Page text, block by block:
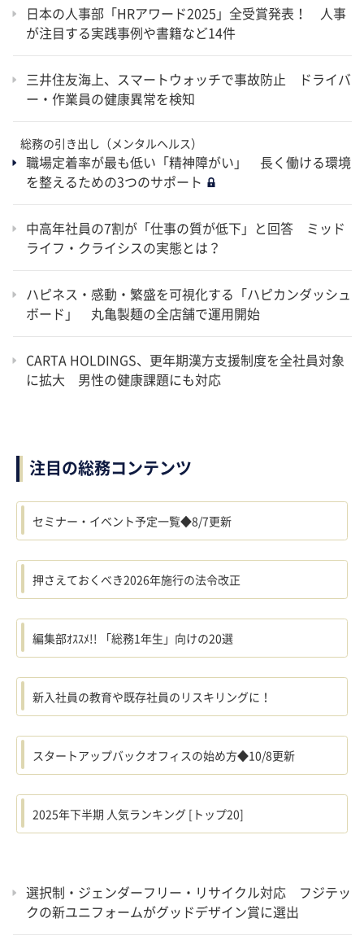
日本の人事部「HRアワード2025」全受賞発表！ 人事
が注目する実践事例や書籍など14件
三井住友海上、スマートウォッチで事故防止 ドライバ
ー・作業員の健康異常を検知
総務の引き出し（メンタルヘルス）
職場定着率が最も低い「精神障がい」 長く働ける環境
を整えるための3つのサポート
中高年社員の7割が「仕事の質が低下」と回答 ミッド
ライフ・クライシスの実態とは？
ハピネス・感動・繁盛を可視化する「ハピカンダッシュ
ボード」 丸亀製麺の全店舗で運用開始
CARTA HOLDINGS、更年期漢方支援制度を全社員対象
に拡大 男性の健康課題にも対応
選択制・ジェンダーフリー・リサイクル対応 フジテッ
クの新ユニフォームがグッドデザイン賞に選出
注目の総務コンテンツ
セミナー・イベント予定一覧◆8/7更新
押さえておくべき2026年施行の法令改正
編集部ｵｽｽﾒ!! 「総務1年生」向けの20選
新入社員の教育や既存社員のリスキリングに！
スタートアップバックオフィスの始め方◆10/8更新
2025年下半期 人気ランキング [トップ20]